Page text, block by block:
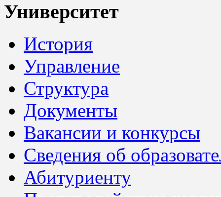
Университет
История
Управление
Структура
Документы
Вакансии и конкурсы
Сведения об
Абитуриенту